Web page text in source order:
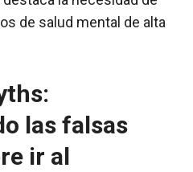
de salud mental de alta
las falsas
ir al